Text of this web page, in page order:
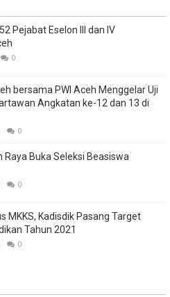
Pejabat Eselon III dan IV
0
bersama PWI Aceh Menggelar Uji
Angkatan ke-12 dan 13 di
0
Raya Buka Seleksi Beasiswa
0
MKKS, Kadisdik Pasang Target
Tahun 2021
0